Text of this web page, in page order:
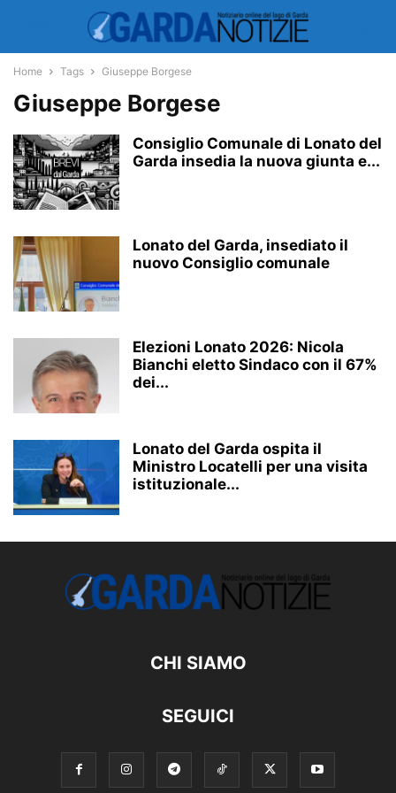
Home Tags Giuseppe Borgese
Giuseppe Borgese
Consiglio Comunale di Lonato del
Garda insedia la nuova giunta e...
Lonato del Garda, insediato il
nuovo Consiglio comunale
Elezioni Lonato 2026: Nicola
Bianchi eletto Sindaco con il 67%
dei...
Lonato del Garda ospita il
Ministro Locatelli per una visita
istituzionale...
CHI SIAMO
SEGUICI